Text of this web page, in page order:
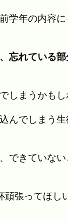
学年の内容
忘れている
しまうかもし
んでしまう
できていな
張ってほし